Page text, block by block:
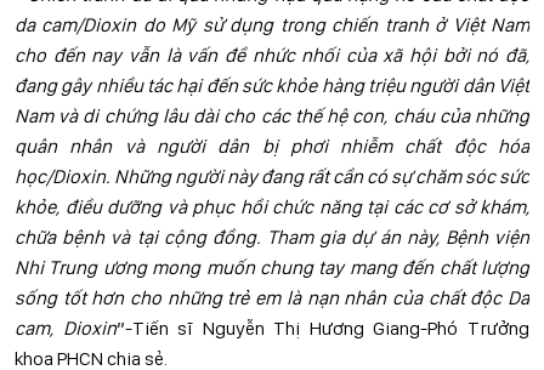
da cam/Dioxin do Mỹ sử dụng trong chiến tranh ở Việt Nam
cho đến nay vẫn là vấn đề nhức nhối của xã hội bởi nó đã,
đang gây nhiều tác hại đến sức khỏe hàng triệu người dân Việt
Nam và di chứng lâu dài cho các thế hệ con, cháu của những
quân nhân và người dân bị phơi nhiễm chất độc hóa
học/Dioxin. Những người này đang rất cần có sự chăm sóc sức
khỏe, điều dưỡng và phục hồi chức năng tại các cơ sở khám,
chữa bệnh và tại cộng đồng. Tham gia dự án này, Bệnh viện
Nhi Trung ương mong muốn chung tay mang đến chất lượng
sống tốt hơn cho những trẻ em là nạn nhân của chất độc Da
cam, Dioxin”-Tiến sĩ Nguyễn Thị Hương Giang-Phó Trưởng
khoa PHCN chia sẻ.